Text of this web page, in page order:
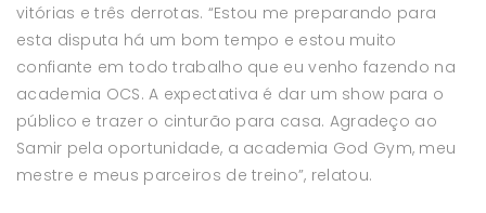
vitórias e três derrotas. “Estou me preparando para
esta disputa há um bom tempo e estou muito
confiante em todo trabalho que eu venho fazendo na
academia OCS. A expectativa é dar um show para o
público e trazer o cinturão para casa. Agradeço ao
Samir pela oportunidade, a academia God Gym, meu
mestre e meus parceiros de treino”, relatou.